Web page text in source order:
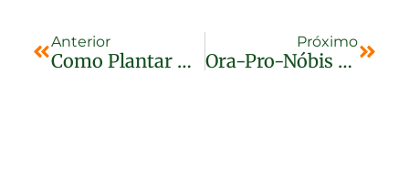
Anterior
Como Plantar Antúrios
Próximo
Ora-Pro-Nóbis – Faça Suco Detox